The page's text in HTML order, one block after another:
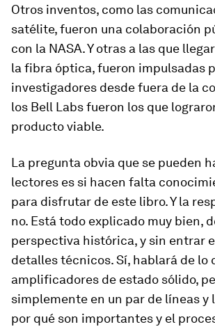
Otros inventos, como las
satélite, fueron una colaboración
con la NASA. Y otras a las que
la fibra óptica, fueron impulsadas
investigadores desde fuera de la
los Bell Labs fueron los que
producto viable.
La pregunta obvia que se pueden
lectores es si hacen falta
para disfrutar de este libro. Y la
no. Está todo explicado muy bien,
perspectiva histórica, y sin entrar
detalles técnicos. Sí, hablará de lo
amplificadores de estado sólido,
simplemente en un par de líneas y
por qué son importantes y el